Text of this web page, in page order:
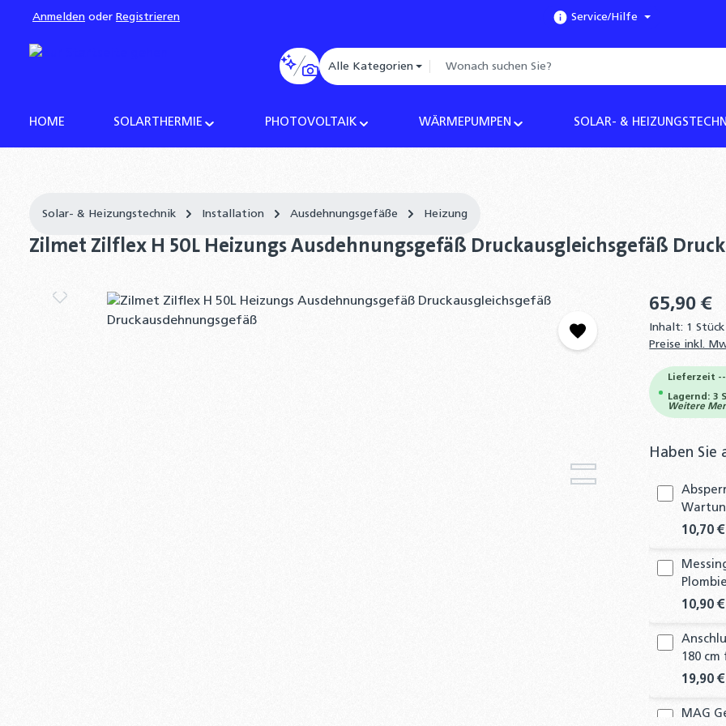
Zur Hauptnavigation springen
Anmelden oder Registrieren Service/Hilfe
Alle Kategorien
HOME SOLARTHERMIE PHOTOVOLTAIK WÄRMEPUMPEN SOLAR- &
Solar- & Heizungstechnik Installation Ausdehnungsgefäße Heizung
Zilmet Zilflex H 50L Heizungs Ausdehnungsgefäß Druckausgleichsgefäß
Bildergalerie überspringen 65,90 €
Inhalt: 1 Stück
Preise inkl.
Lieferzeit --
Lagernd: 3
Weitere
Haben Sie
10,70 €
10,90 €
180 cm
19,90 €
MAG